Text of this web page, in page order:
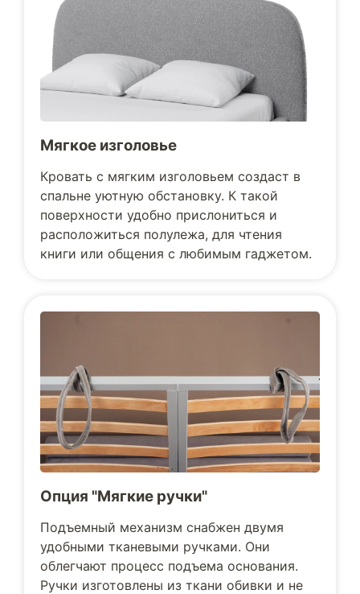
Мягкое изголовье
Кровать с мягким изголовьем создаст в
спальне уютную обстановку. К такой
поверхности удобно прислониться и
расположиться полулежа, для чтения
книги или общения с любимым гаджетом.
Опция "Мягкие ручки"
Подъемный механизм снабжен двумя
удобными тканевыми ручками. Они
облегчают процесс подъема основания.
Ручки изготовлены из ткани обивки и не